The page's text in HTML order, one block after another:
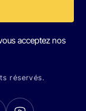
acceptez nos
réservés.